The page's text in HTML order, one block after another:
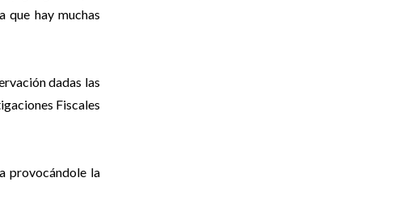
que hay muchas
dadas las
Fiscales
provocándole la